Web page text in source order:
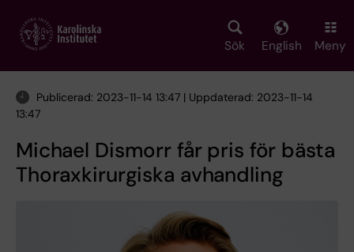
main
Sök English Meny
Publicerad: 2023-11-14 13:47 | Uppdaterad: 2023-11-14
13:47
Michael Dismorr får pris för bästa
Thoraxkirurgiska avhandling